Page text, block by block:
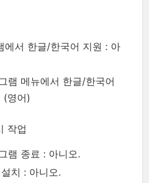
에서 한글/한국어 지원 : 아
램 메뉴에서 한글/한국어
(영어)
작업
램 종료 : 아니오.
치 : 아니오.